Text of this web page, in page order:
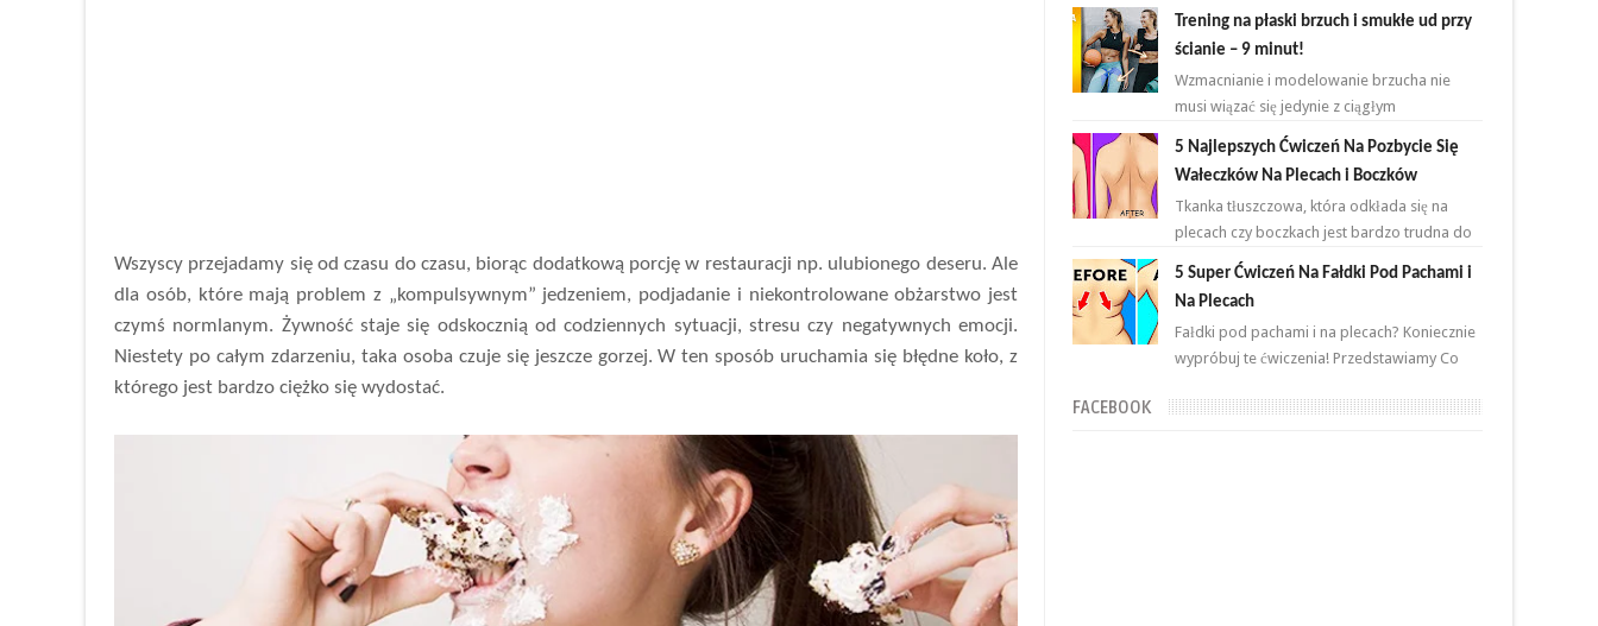
Wszyscy przejadamy się od czasu do czasu, biorąc dodatkową porcję w restauracji np. ulubionego deseru. Ale
dla osób, które mają problem z „kompulsywnym” jedzeniem, podjadanie i niekontrolowane obżarstwo jest
czymś normlanym. Żywność staje się odskocznią od codziennych sytuacji, stresu czy negatywnych emocji.
Niestety po całym zdarzeniu, taka osoba czuje się jeszcze gorzej. W ten sposób uruchamia się błędne koło, z
którego jest bardzo ciężko się wydostać.
tłuszczowej w okoli...
Trening na płaski brzuch i smukłe ud przy
ścianie – 9 minut!
Wzmacnianie i modelowanie brzucha nie
musi wiązać się jedynie z ciągłym
powtarzaniem brzuszków i deski na
przemian. Brzuch to nie jeden...
5 Najlepszych Ćwiczeń Na Pozbycie Się
Wałeczków Na Plecach i Boczków
Tkanka tłuszczowa, która odkłada się na
plecach czy boczkach jest bardzo trudna do
zlikwidowania. Połączenie odpowiednich
ćwiczeń oraz ...
5 Super Ćwiczeń Na Fałdki Pod Pachami i
Na Plecach
Fałdki pod pachami i na plecach? Koniecznie
wypróbuj te ćwiczenia! Przedstawiamy Co
w domu ...
FACEBOOK